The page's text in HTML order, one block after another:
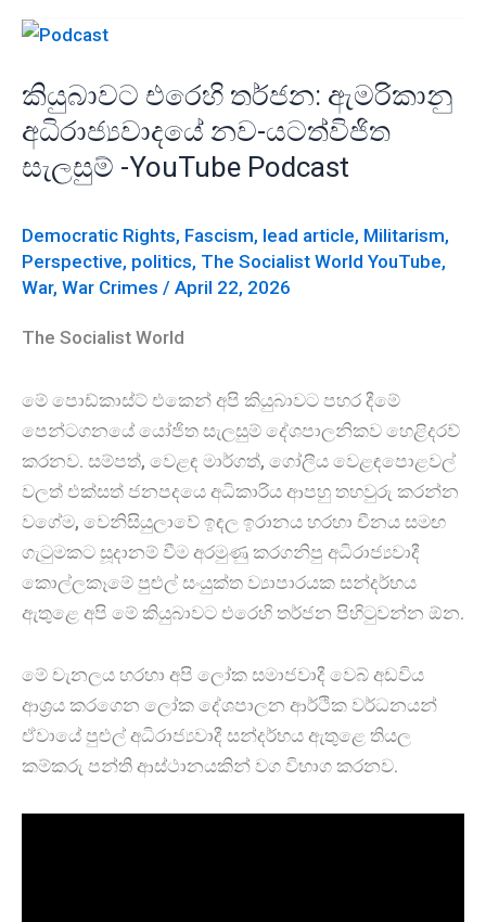
දික්කිරීමේ
හේතුව
කුමක්ද?
–
YouTube
කියුබාවට එරෙහි තර්ජන: ඇමරිකානු
අධිරාජ්‍යවාදයේ නව-යටත්විජිත
සැලසුම් -YouTube Podcast
Democratic Rights, Fascism, lead article, Militarism,
Perspective, politics, The Socialist World YouTube,
War, War Crimes / April 22, 2026
The Socialist World
මේ පොඩ්කාස්ට් එකෙන් අපි කියුබාවට පහර දීමේ
පෙන්ටගනයේ යෝජිත සැලසුම් දේශපාලනිකව හෙළිදරව්
කරනව. සම්පත්, වෙළඳ මාර්ගත්, ගෝලීය වෙළඳපොළවල්
වලත් එක්සත් ජනපදයෙ අධිකාරිය ආපහු තහවුරු කරන්න
වගේම, වෙනිසියුලාවේ ඉඳල ඉරානය හරහා චීනය සමඟ
ගැටුමකට සූදානම් වීම අරමුණු කරගනිපු අධිරාජ්‍යවාදී
කොල්ලකෑමේ පුළුල් සංයුක්ත ව්‍යාපාරයක සන්දර්භය
ඇතුළෙ අපි මේ කියුබාවට එරෙහි තර්ජන පිහිටුවන්න ඕන.
මේ චැනලය හරහා අපි ලෝක සමාජවාදී වෙබ් අඩවිය
ආශ්‍රය කරගෙන ලෝක දේශපාලන ආර්ථික වර්ධනයන්
ඒවායේ පුළුල් අධිරාජ්‍යවාදී සන්දර්භය ඇතුළෙ තියල
කම්කරු පන්ති ආස්ථානයකින් වග විභාග කරනව.